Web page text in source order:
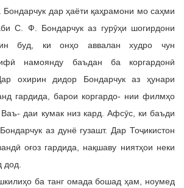
дар ҳаёти қаҳрамони мо саҳми
С. Ф. Бондарчук аз гурӯҳи шогирдони
ин буд, ки онҳо аввалан худро чун
намоянду баъдан ба коргардонӣ
охирин дидор Бондарчук аз ҳунари
гардида, барои коргардо- нии филмҳо
даи кумак низ кард. Афсӯс, ки баъди
аз дунё гузашт. Дар Тоҷикистон
оғоз гардида, нақшаву ниятҳои неки
дод.
ба танг омада бошад ҳам, ноумед